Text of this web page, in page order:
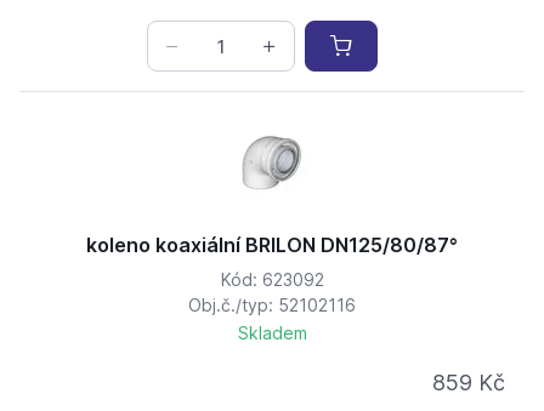
koleno koaxiální BRILON DN125/80/87°
Kód: 623092
Obj.č./typ: 52102116
Skladem
859 Kč